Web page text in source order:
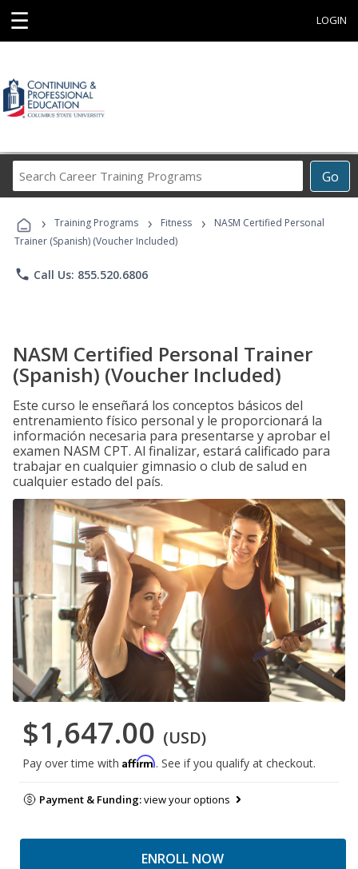
☰ LOGIN
Go
Career
Programs
› Training Programs › Fitness ›
NASM Certified Personal
Trainer (Spanish) (Voucher Included)
phone Call Us: 855.520.6806
NASM Certified Personal Trainer
(Spanish) (Voucher Included)
Este curso le enseñará los conceptos básicos del
entrenamiento físico personal y le proporcionará la
información necesaria para presentarse y aprobar el
examen NASM CPT. Al finalizar, estará calificado para
trabajar en cualquier gimnasio o club de salud en
cualquier estado del país.
$1,647.00 (USD)
Pay over time with Affirm. See if you qualify at checkout.
Payment & Funding:view your options
ENROLL NOW